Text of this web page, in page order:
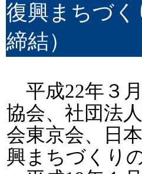
復興まちづ
締結）
平成22年３
協会、社団法
会東京会、日
興まちづくり